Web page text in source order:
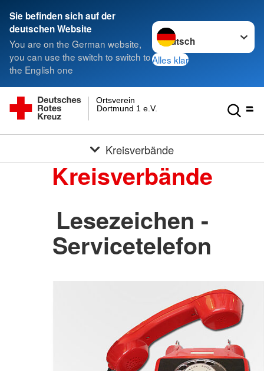
Sie befinden sich auf der
deutschen Website
You are on the German website,
you can use the switch to switch to
the English one
Sprache wechseln zu
Alles klar
Dortmund 1 e.V.
Ortsverein
Kreisverbände
Kreisverbände
Lesezeichen -
Servicetelefon